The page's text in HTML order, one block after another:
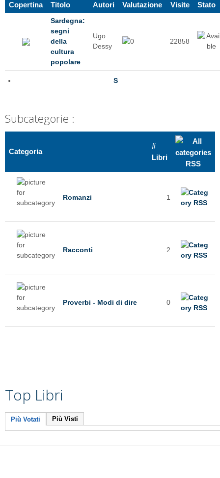
Copertina Titolo Autori Valutazione Visite Stato
Sardegna:
segni
della
cultura
popolare
Ugo
Dessy
22858
S
Subcategorie :
Categoria
#
Libri
Romanzi 1
Racconti 2
Proverbi - Modi di dire 0
Top Libri
Più Votati Più Visti